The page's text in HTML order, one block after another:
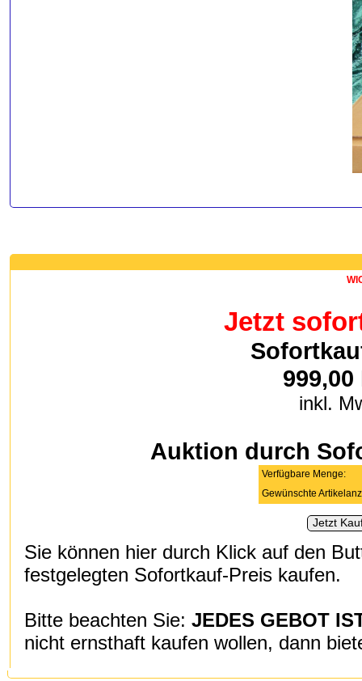
Jetzt
999,00
inkl.
Auktion durch
Verfügbare Menge:
Gewünschte
Sie können hier durch Klick auf den
festgelegten Sofortkauf-Preis kaufen.
Bitte beachten Sie: JEDES GEBOT
nicht ernsthaft kaufen wollen, dann